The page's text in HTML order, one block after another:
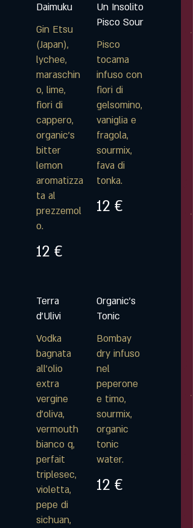
Daimuku
Gin Etsu
(Japan),
lychee,
maraschin
o, lime,
fiori di
cappero,
organic's
bitter
lemon
aromatizza
ta al
prezzemol
o.
12 €
Un Insolito
Pisco Sour
Pisco
tocama
infuso con
fiori di
gelsomino,
vaniglia e
fragola,
sourmix,
fava di
tonka.
12 €
Terra
d'Ulivi
Vodka
bagnata
all'olio
extra
vergine
d'oliva,
vermouth
bianco q,
perfait
triplesec,
violetta,
pepe di
sichuan,
Organic's
Tonic
Bombay
dry infuso
nel
peperone
e timo,
sourmix,
organic
tonic
water.
12 €